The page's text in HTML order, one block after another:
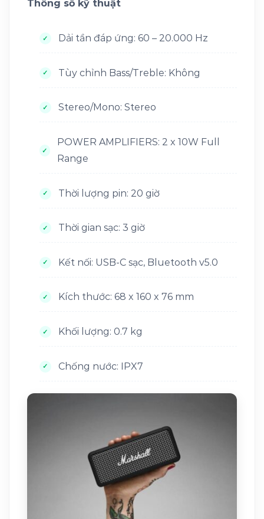
Thông số kỹ thuật
Dải tần đáp ứng: 60 – 20.000 Hz
Tùy chỉnh Bass/Treble: Không
Stereo/Mono: Stereo
POWER AMPLIFIERS: 2 x 10W Full
Range
Thời lượng pin: 20 giờ
Thời gian sạc: 3 giờ
Kết nối: USB-C sạc, Bluetooth v5.0
Kích thước: 68 x 160 x 76 mm
Khối lượng: 0.7 kg
Chống nước: IPX7